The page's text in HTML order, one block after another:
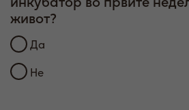
живот?
Да
Не